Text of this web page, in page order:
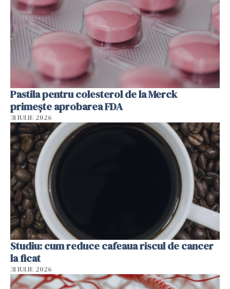
Pastila pentru colesterol de la Merck
primește aprobarea FDA
31 IULIE 2026
Studiu: cum reduce cafeaua riscul de cancer
la ficat
31 IULIE 2026